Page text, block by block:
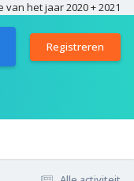
van het jaar 2020 + 2021
Registreren